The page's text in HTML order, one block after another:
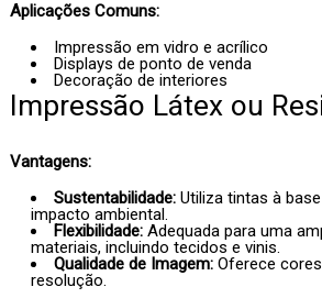
Aplicações Comuns:
Impressão em vidro e acrílico
Displays de ponto de venda
Decoração de interiores
Impressão Látex ou
Vantagens:
Sustentabilidade: Utiliza tintas à
impacto ambiental.
Flexibilidade: Adequada para uma
materiais, incluindo tecidos e vinis.
Qualidade de Imagem: Oferece
resolução.